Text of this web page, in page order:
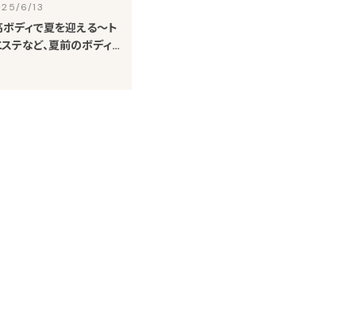
6/13
ディで夏を迎える～ト
テなど、夏前のボディメ